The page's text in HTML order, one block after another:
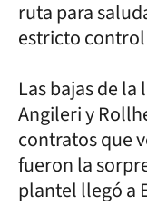
ruta para
estricto
Las bajas de
Angileri y
contratos que
fueron la
plantel llegó a